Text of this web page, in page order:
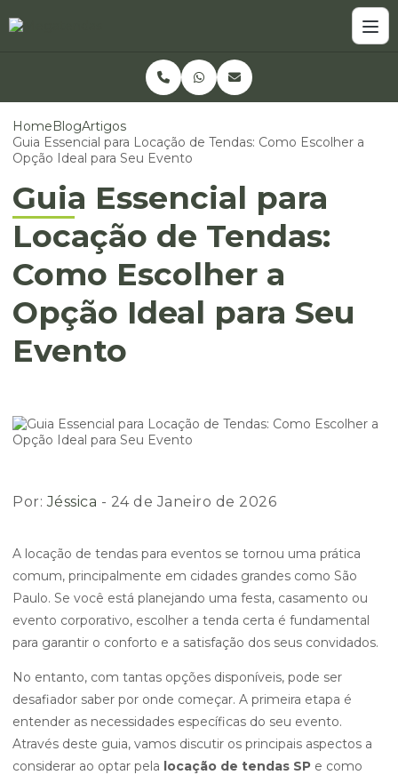
HomeBlogArtigos
Guia Essencial para Locação de Tendas: Como Escolher a
Opção Ideal para Seu Evento
Guia Essencial para
Locação de Tendas:
Como Escolher a
Opção Ideal para Seu
Evento
Por:Jéssica - 24 de Janeiro de 2026
A locação de tendas para eventos se tornou uma prática
comum, principalmente em cidades grandes como São
Paulo. Se você está planejando uma festa, casamento ou
evento corporativo, escolher a tenda certa é fundamental
para garantir o conforto e a satisfação dos seus convidados.
No entanto, com tantas opções disponíveis, pode ser
desafiador saber por onde começar. A primeira etapa é
entender as necessidades específicas do seu evento.
Através deste guia, vamos discutir os principais aspectos a
considerar ao optar pela locação de tendas SP e como